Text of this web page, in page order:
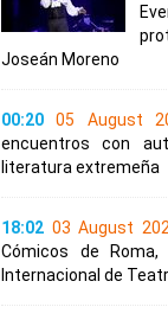
Joseán Moreno
00:20 05 August
encuentros con
literatura extremeña
18:02 03 August
Cómicos de
Internacional de